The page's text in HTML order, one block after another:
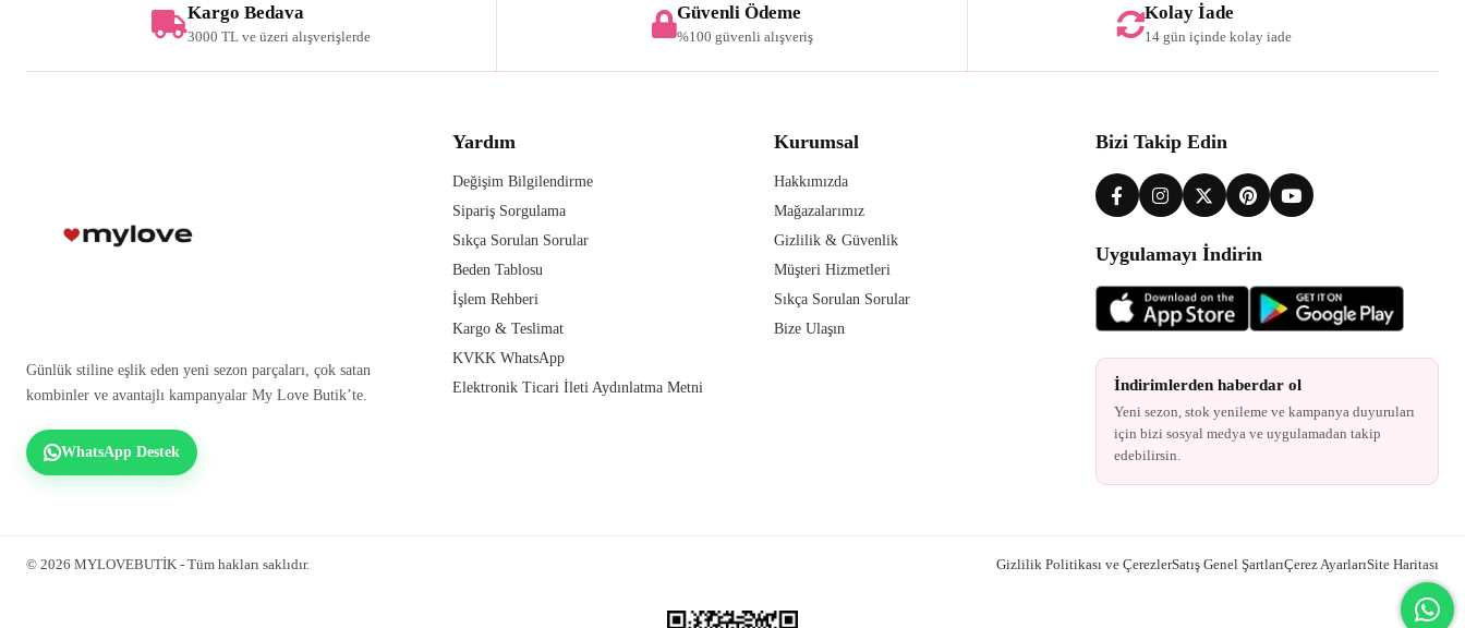
Kargo Bedava
3000 TL ve üzeri alışverişlerde
Güvenli Ödeme
%100 güvenli alışveriş
Kolay İade
14 gün içinde kolay iade
Günlük stiline eşlik eden yeni sezon parçaları, çok satan
kombinler ve avantajlı kampanyalar My Love Butik’te.
WhatsApp Destek
Yardım
Değişim Bilgilendirme
Sipariş Sorgulama
Sıkça Sorulan Sorular
Beden Tablosu
İşlem Rehberi
Kargo & Teslimat
KVKK WhatsApp
Elektronik Ticari İleti Aydınlatma Metni
Kurumsal
Hakkımızda
Mağazalarımız
Gizlilik & Güvenlik
Müşteri Hizmetleri
Sıkça Sorulan Sorular
Bize Ulaşın
Bizi Takip Edin
Uygulamayı İndirin
İndirimlerden haberdar ol
Yeni sezon, stok yenileme ve kampanya duyuruları
için bizi sosyal medya ve uygulamadan takip
edebilirsin.
© 2026 MYLOVEBUTİK - Tüm hakları saklıdır. Gizlilik Politikası ve ÇerezlerSatış Genel ŞartlarıÇerez AyarlarıSite Haritası